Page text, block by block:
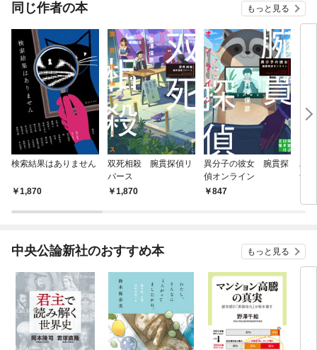
同じ作者の本 もっと見る
検索結果はありません
1,870
双死相殺 腕貫探偵リ
バース
1,870
異分子の彼女 腕貫探
偵オンライン
847
パ
ナ
中央公論新社のおすすめ本 もっと見る